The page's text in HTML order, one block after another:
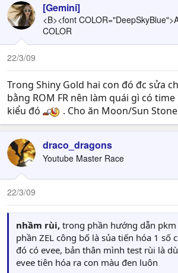
[Gemini]
<B><font
COLOR
22/3/09
Trong Shiny Gold hai con đó đc sửa
bằng ROM FR nên làm quái gì có
kiểu đó
. Cho ăn Moon/Sun
draco_dragons
Youtube Master Race
22/3/09
nhầm rùi, trong phần hướng dẫn
phần ZEL công bố là sủa tiến hóa 1 số
đó có evee, bản thân mình test rùi là
evee tiên hóa ra con màu đen luôn